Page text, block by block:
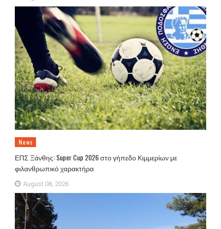
News
ΕΠΣ Ξάνθης: Super Cup 2026 στο γήπεδο Κιμμερίων με
φιλανθρωπικό χαρακτήρα
August 08, 2026